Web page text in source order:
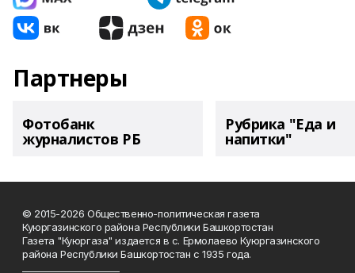
Партнеры
Фотобанк
журналистов РБ
Рубрика "Еда и
напитки"
© 2015-2026 Общественно-политическая газета
Куюргазинского района Республики Башкортостан
Газета "Куюргаза" издается в с. Ермолаево Куюргазинского
района Республики Башкортостан с 1935 года.